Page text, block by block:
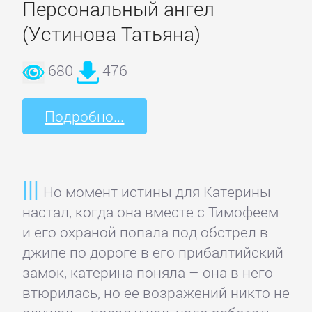
Персональный ангел
(Устинова Татьяна)
680 476
Подробно...
Но момент истины для Катерины
настал, когда она вместе с Тимофеем
и его охраной попала под обстрел в
джипе по дороге в его прибалтийский
замок, катерина поняла – она в него
втюрилась, но ее возражений никто не
Домашние
Животные
Зарубежная
научно-
Здоровье
Кулинария